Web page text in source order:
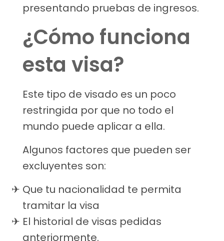
presentando pruebas de ingresos.
¿Cómo funciona
esta visa?
Este tipo de visado es un poco
restringida por que no todo el
mundo puede aplicar a ella.
Algunos factores que pueden ser
excluyentes son:
Que tu nacionalidad te permita
tramitar la visa
El historial de visas pedidas
anteriormente.